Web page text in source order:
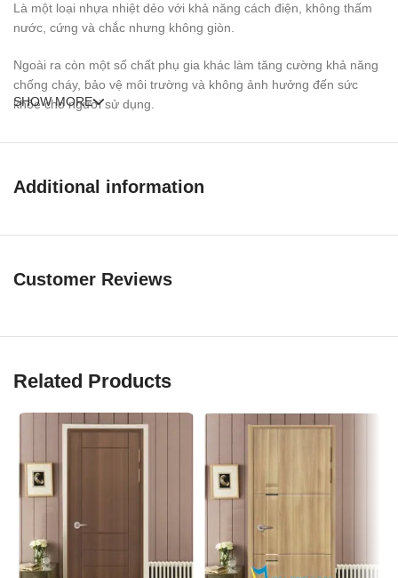
Là một loại nhựa nhiệt dẻo với khả năng cách điện, không thấm
nước, cứng và chắc nhưng không giòn.
Ngoài ra còn một số chất phụ gia khác làm tăng cường khả năng
chống cháy, bảo vệ môi trường và không ảnh hưởng đến sức
khỏe cho người sử dụng.
Cấu tạocửa nhựa gỗ Sung Yu
công theo kích thước thực tế tại
Cấu tạo củacửa nhựa gỗ Sung Yu
Tấm cửa được làm từ bột gỗ xay mịn với hạt nhựa PVC.
Keo chuyên dụng trộn lẫn đều với nhau dưới nhiệt độ và áp suất
cao.
Sau đó đúc theo hình dạng của khuôn đã làm sẵn.
Chất liệu làm ra rất bền và cứng chắc, gọi là nhựa gỗ.
SHOW MORE
Additional information
Customer Reviews
Related Products